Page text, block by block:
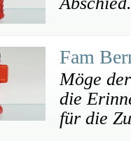
Fam
Möge
die
für die